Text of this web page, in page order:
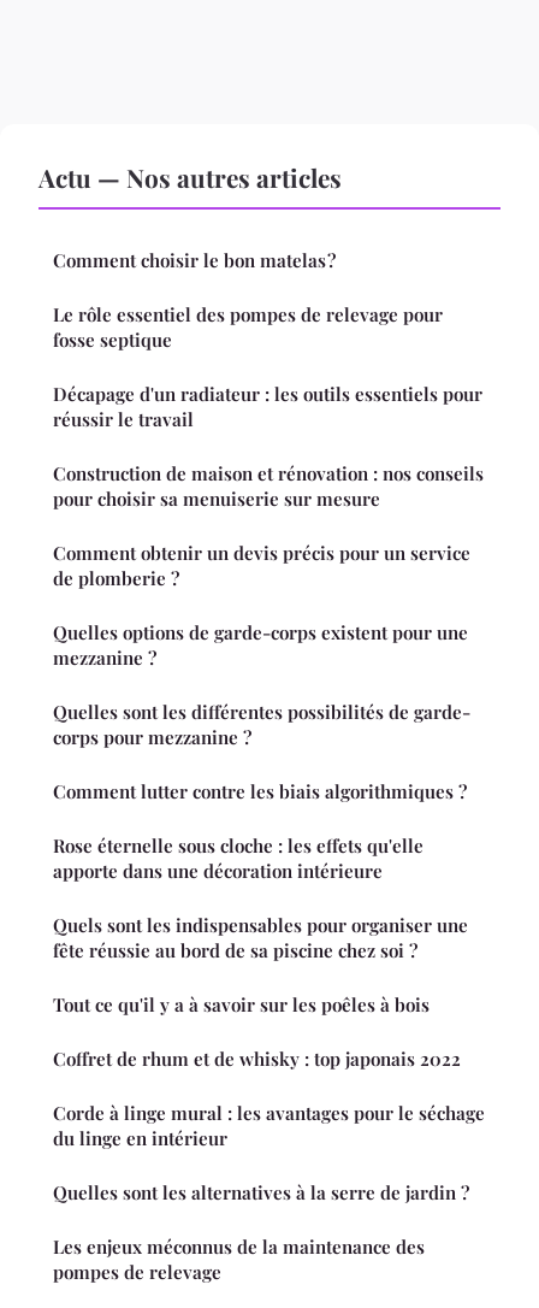
Actu — Nos autres articles
Comment choisir le bon matelas ?
Le rôle essentiel des pompes de relevage pour
fosse septique
Décapage d'un radiateur : les outils essentiels pour
réussir le travail
Construction de maison et rénovation : nos conseils
pour choisir sa menuiserie sur mesure
Comment obtenir un devis précis pour un service
de plomberie ?
Quelles options de garde-corps existent pour une
mezzanine ?
Quelles sont les différentes possibilités de garde-
corps pour mezzanine ?
Comment lutter contre les biais algorithmiques ?
Rose éternelle sous cloche : les effets qu'elle
apporte dans une décoration intérieure
Quels sont les indispensables pour organiser une
fête réussie au bord de sa piscine chez soi ?
Tout ce qu'il y a à savoir sur les poêles à bois
Coffret de rhum et de whisky : top japonais 2022
Corde à linge mural : les avantages pour le séchage
du linge en intérieur
Quelles sont les alternatives à la serre de jardin ?
Les enjeux méconnus de la maintenance des
pompes de relevage